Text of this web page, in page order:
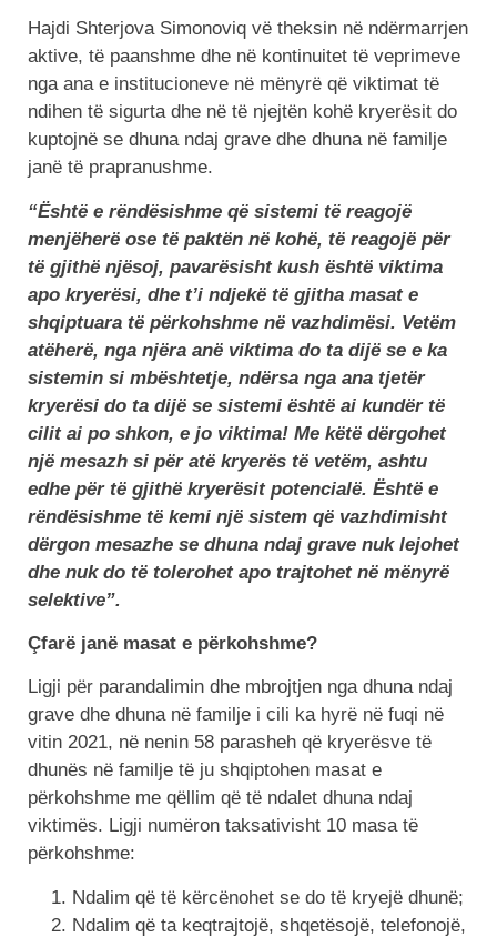
Hajdi Shterjova Simonoviq vë theksin në ndërmarrjen
aktive, të paanshme dhe në kontinuitet të veprimeve
nga ana e institucioneve në mënyrë që viktimat të
ndihen të sigurta dhe në të njejtën kohë kryerësit do
kuptojnë se dhuna ndaj grave dhe dhuna në familje
janë të prapranushme.
“Është e rëndësishme që sistemi të reagojë
menjëherë ose të paktën në kohë, të reagojë për
të gjithë njësoj, pavarësisht kush është viktima
apo kryerësi, dhe t’i ndjekë të gjitha masat e
shqiptuara të përkohshme në vazhdimësi. Vetëm
atëherë, nga njëra anë viktima do ta dijë se e ka
sistemin si mbështetje, ndërsa nga ana tjetër
kryerësi do ta dijë se sistemi është ai kundër të
cilit ai po shkon, e jo viktima! Me këtë dërgohet
një mesazh si për atë kryerës të vetëm, ashtu
edhe për të gjithë kryerësit potencialë. Është e
rëndësishme të kemi një sistem që vazhdimisht
dërgon mesazhe se dhuna ndaj grave nuk lejohet
dhe nuk do të tolerohet apo trajtohet në mënyrë
selektive”.
Çfarë janë masat e përkohshme?
Ligji për parandalimin dhe mbrojtjen nga dhuna ndaj
grave dhe dhuna në familje i cili ka hyrë në fuqi në
vitin 2021, në nenin 58 parasheh që kryerësve të
dhunës në familje të ju shqiptohen masat e
përkohshme me qëllim që të ndalet dhuna ndaj
viktimës. Ligji numëron taksativisht 10 masa të
përkohshme:
Ndalim që të kërcënohet se do të kryejë dhunë;
Ndalim që ta keqtrajtojë, shqetësojë, telefonojë,